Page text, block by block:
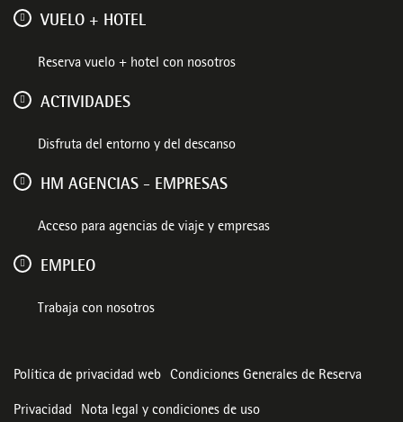
VUELO + HOTEL
Reserva vuelo + hotel con nosotros
ACTIVIDADES
Disfruta del entorno y del descanso
HM AGENCIAS - EMPRESAS
Acceso para agencias de viaje y empresas
EMPLEO
Trabaja con nosotros
Política de privacidad web Condiciones Generales de Reserva
Privacidad Nota legal y condiciones de uso